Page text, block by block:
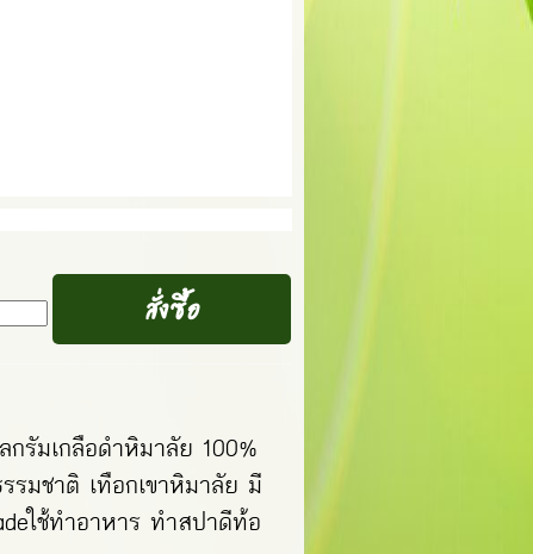
รัมเกลือดำหิมาลัย 100%
รมชาติ เทือกเขาหิมาลัย มี
ใช้ทำอาหาร ทำสปาดีท้อ